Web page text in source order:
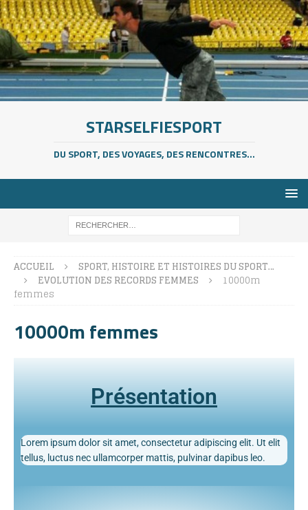
STARSELFIESPORT
DU SPORT, DES VOYAGES, DES RENCONTRES...
ACCUEIL
SPORT, HISTOIRE ET HISTOIRES DU SPORT…
EVOLUTION DES RECORDS FEMMES
10000m
femmes
10000m femmes
Présentation
Lorem ipsum dolor sit amet, consectetur adipiscing elit. Ut elit
tellus, luctus nec ullamcorper mattis, pulvinar dapibus leo.